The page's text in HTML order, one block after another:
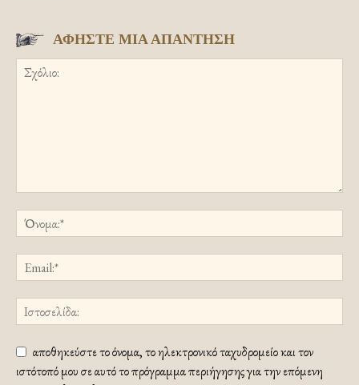
ΑΦΗΣΤΕ ΜΙΑ ΑΠΑΝΤΗΣΗ
αποθηκεύστε το όνομα, το ηλεκτρονικό ταχυδρομείο και τον
ιστότοπό μου σε αυτό το πρόγραμμα περιήγησης για την επόμενη